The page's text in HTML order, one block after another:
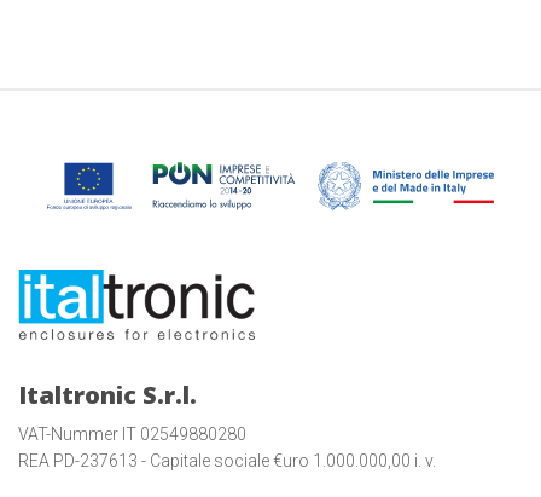
Italtronic S.r.l.
VAT-Nummer IT 02549880280
REA PD-237613 - Capitale sociale €uro 1.000.000,00 i. v.